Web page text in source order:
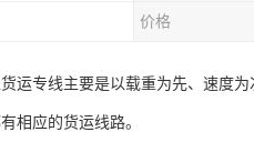
价格
运专线主要是以载重为先、速度
相应的货运线路。